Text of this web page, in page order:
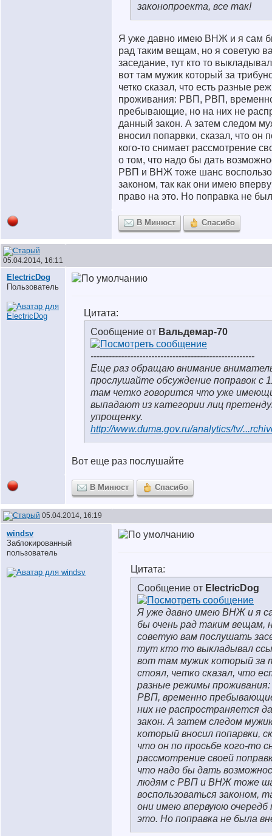
законопроекта, все так!
Я уже давно имею ВНЖ и я сам
рад таким вещам, но я советую
заседание, тут кто то
вот там мужик который за
четко сказал, что есть разные
проживания: РВП, РВП,
пребывающие, но на них не
данный закон. А затем следом
вносил попарвки, сказал, что он
кого-то снимает рассмотрение
о том, что надо бы дать
РВП и ВНЖ тоже шанс
законом, так как они имею
право на это. Но поправка не
В Минюст Спасибо
05.04.2014, 16:11
ElectricDog
Пользователь
Цитата:
Сообщение от Вальдемар-70
------------------------------------------------------
Еще раз обращаю внимание
прослушайте обсуждение поправок с
там четко говорится что уже
выпадают из категории лиц
упрощенку.
http://www.duma.gov.ru/analytics/tv/
Вот еще раз послушайте
В Минюст Спасибо
05.04.2014, 16:19
windsv
Заблокированный
пользователь
Цитата:
Сообщение от ElectricDog
Я уже давно имею ВНЖ и я
бы очень рад таким вещам,
советую вам послушать
тут кто то выкладывал
вот там мужик который за
стоял, четко сказал, что
разные режимы
РВП, временно
них не распространяется
закон. А затем следом
который вносил попарвки,
что он по просьбе кого-то
рассмотрение своей
что надо бы дать
людям с РВП и ВНЖ тоже
воспользоваться законом,
они имею впервуюю очередб
это. Но поправка не была